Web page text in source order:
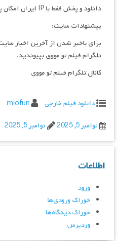
دانلود و پخش فقط با IP ایران امکان پذیر هست
پیشنهادات سایت:
برای باخبر شدن از آخرین اخبار
تلگرام فیلم تو مووی بپیوندید.
کانال تلگرام فیلم تو مووی
دانلود فیلم خارجی
miofun
نوامبر 5, 2025
نوامبر 5, 2025
اطلاعات
ورود
خوراک ورودی‌ها
خوراک دیدگاه‌ها
وردپرس